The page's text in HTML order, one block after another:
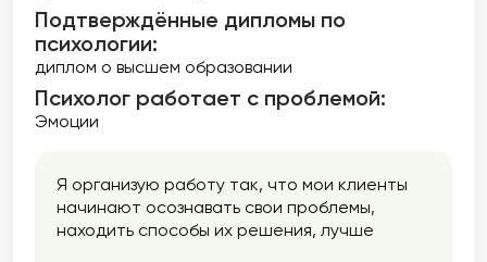
Подтверждённые дипломы по
психологии:
диплом о высшем образовании
Психолог работает с проблемой:
Эмоции
Я организую работу так, что мои клиенты
начинают осознавать свои проблемы,
находить способы их решения, лучше